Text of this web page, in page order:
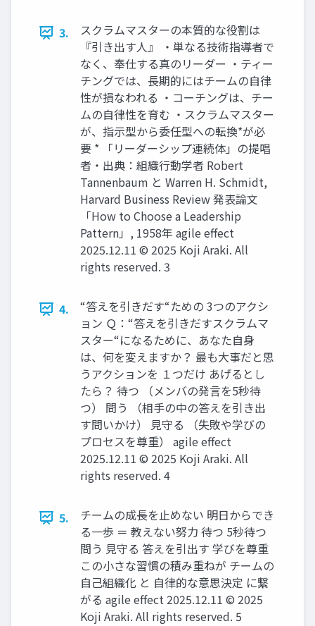
3.
スクラムマスターの本質的な役割は
『引き出す人』 ・単なる技術指導者で
なく、奉仕する真のリーダー ・ティー
チングでは、長期的にはチームの自律
性が損なわれる ・コーチングは、チー
ムの自律性を育む ・スクラムマスター
が、指示型から委任型への転換*が必
要 * 「リーダーシップ連続体」の提唱
者・出典：組織行動学者 Robert
Tannenbaum と Warren H. Schmidt,
Harvard Business Review 発表論文
「How to Choose a Leadership
Pattern」, 1958年 agile effect
2025.12.11 © 2025 Koji Araki. All
rights reserved. 3
4.
“答えを引きだす“ための 3つのアクシ
ョン Ｑ：“答えを引きだすスクラムマ
スター“になるために、あなた自身
は、何を変えますか？ 最も大事だと思
うアクションを １つだけ あげるとし
たら？ 待つ （メンバの発言を5秒待
つ） 問う （相手の中の答えを引き出
す問いかけ） 見守る （失敗や学びの
プロセスを尊重） agile effect
2025.12.11 © 2025 Koji Araki. All
rights reserved. 4
5.
チームの成長を止めない 明日からでき
る一歩 ＝ 教えない努力 待つ 5秒待つ
問う 見守る 答えを引出す 学びを尊重
この小さな習慣の積み重ねが チームの
自己組織化 と 自律的な意思決定 に繋
がる agile effect 2025.12.11 © 2025
Koji Araki. All rights reserved. 5